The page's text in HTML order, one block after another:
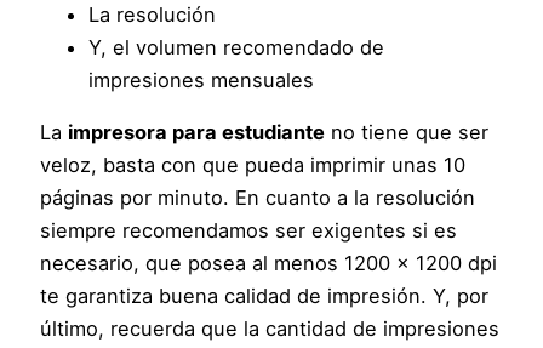
La resolución
Y, el volumen recomendado de
impresiones mensuales
La impresora para estudiante no tiene que ser
veloz, basta con que pueda imprimir unas 10
páginas por minuto. En cuanto a la resolución
siempre recomendamos ser exigentes si es
necesario, que posea al menos 1200 x 1200 dpi
te garantiza buena calidad de impresión. Y, por
último, recuerda que la cantidad de impresiones